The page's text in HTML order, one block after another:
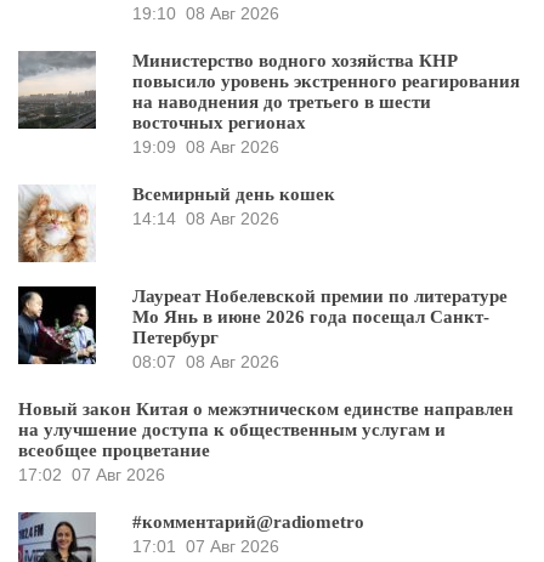
19:10 08 Авг 2026
Министерство водного хозяйства КНР
повысило уровень экстренного реагирования
на наводнения до третьего в шести
восточных регионах
19:09 08 Авг 2026
Всемирный день кошек
14:14 08 Авг 2026
Лауреат Нобелевской премии по литературе
Мо Янь в июне 2026 года посещал Санкт-
Петербург
08:07 08 Авг 2026
Новый закон Китая о межэтническом единстве направлен
на улучшение доступа к общественным услугам и
всеобщее процветание
17:02 07 Авг 2026
#комментарий@radiometro
17:01
07 Авг 2026